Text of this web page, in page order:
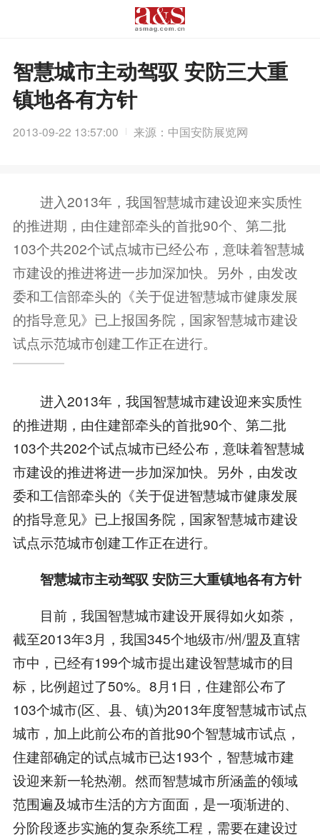
智慧城市主动驾驭 安防三大重
镇地各有方针
2013-09-22 13:57:00 来源：中国安防展览网
进入2013年，我国智慧城市建设迎来实质性
的推进期，由住建部牵头的首批90个、第二批
103个共202个试点城市已经公布，意味着智慧城
市建设的推进将进一步加深加快。另外，由发改
委和工信部牵头的《关于促进智慧城市健康发展
的指导意见》已上报国务院，国家智慧城市建设
试点示范城市创建工作正在进行。
进入2013年，我国智慧城市建设迎来实质性
的推进期，由住建部牵头的首批90个、第二批
103个共202个试点城市已经公布，意味着智慧城
市建设的推进将进一步加深加快。另外，由发改
委和工信部牵头的《关于促进智慧城市健康发展
的指导意见》已上报国务院，国家智慧城市建设
试点示范城市创建工作正在进行。
智慧城市主动驾驭 安防三大重镇地各有方针
目前，我国智慧城市建设开展得如火如荼，
截至2013年3月，我国345个地级市/州/盟及直辖
市中，已经有199个城市提出建设智慧城市的目
标，比例超过了50%。8月1日，住建部公布了
103个城市(区、县、镇)为2013年度智慧城市试点
城市，加上此前公布的首批90个智慧城市试点，
住建部确定的试点城市已达193个，智慧城市建
设迎来新一轮热潮。然而智慧城市所涵盖的领域
范围遍及城市生活的方方面面，是一项渐进的、
分阶段逐步实施的复杂系统工程，需要在建设过